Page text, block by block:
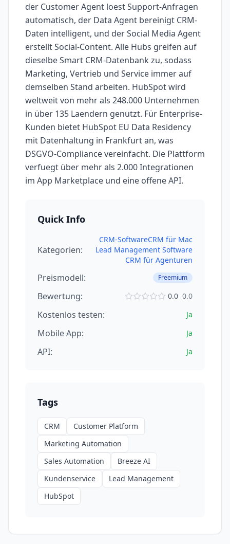
der Customer Agent loest Support-Anfragen
automatisch, der Data Agent bereinigt CRM-
Daten intelligent, und der Social Media Agent
erstellt Social-Content. Alle Hubs greifen auf
dieselbe Smart CRM-Datenbank zu, sodass
Marketing, Vertrieb und Service immer auf
demselben Stand arbeiten. HubSpot wird
weltweit von mehr als 248.000 Unternehmen
in über 135 Laendern genutzt. Für Enterprise-
Kunden bietet HubSpot EU Data Residency
mit Datenhaltung in Frankfurt an, was
DSGVO-Compliance vereinfacht. Die Plattform
verfuegt über mehr als 2.000 Integrationen
im App Marketplace und eine offene API.
Quick Info
Kategorien:
CRM-SoftwareCRM für Mac
Lead Management Software
CRM für Agenturen
Preismodell: Freemium
Bewertung: 0.0 0.0
Kostenlos testen: Ja
Mobile App: Ja
API: Ja
Tags
CRM
Customer Platform
Marketing Automation
Sales Automation
Breeze AI
Kundenservice
Lead Management
HubSpot